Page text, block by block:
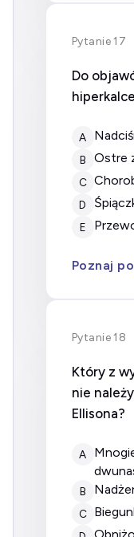
Pytanie 17
Do
A
B
C
D
E
Poznaj
Pytanie 18
Który z
nie
Ellisona?
A
mnogie owrzodzenia żołądka i
B
C